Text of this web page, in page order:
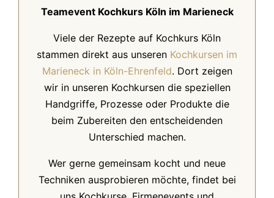
Teamevent Kochkurs Köln im Marieneck
Viele der Rezepte auf Kochkurs Köln
stammen direkt aus unseren Kochkursen im
Marieneck in Köln-Ehrenfeld. Dort zeigen
wir in unseren Kochkursen die speziellen
Handgriffe, Prozesse oder Produkte die
beim Zubereiten den entscheidenden
Unterschied machen.
Wer gerne gemeinsam kocht und neue
Techniken ausprobieren möchte, findet bei